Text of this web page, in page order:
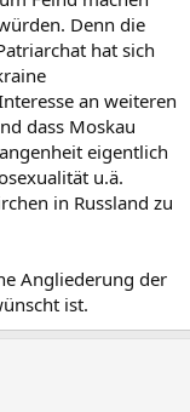
Denn die
hat sich
an weiteren
dass Moskau
eigentlich
u.ä.
in Russland zu
Angliederung der
ist.